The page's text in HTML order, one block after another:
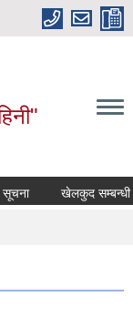
खेलकुद सम्बन्धी